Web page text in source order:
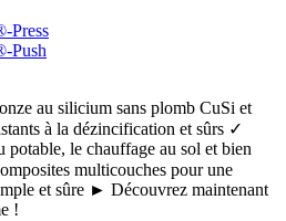
Press
Push
au silicium sans plomb CuSi et
à la dézincification et sûrs ✓
potable, le chauffage au sol et bien
multicouches pour une
et sûre ► Découvrez maintenant
!